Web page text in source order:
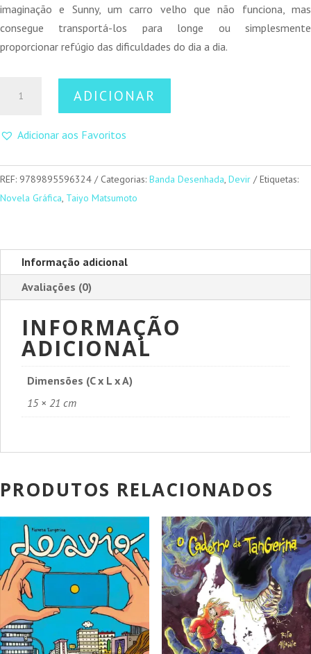
imaginação e Sunny, um carro velho que não funciona, mas
consegue transportá-los para longe ou simplesmente
proporcionar refúgio das dificuldades do dia a dia.
N.º
ADICIONAR
Adicionar aos Favoritos
REF: 9789895596324 Categorias: Banda Desenhada, Devir
Etiquetas:
Novela Gráfica, Taiyo Matsumoto
Informação adicional
Avaliações (0)
INFORMAÇÃO
ADICIONAL
Dimensões (C x L x A)
15 × 21 cm
PRODUTOS RELACIONADOS
PROMOÇÃO! PROMOÇÃO!